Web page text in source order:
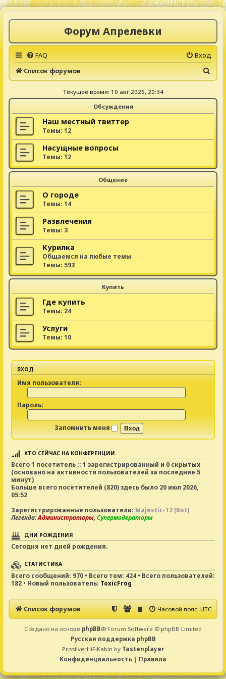
Форум Апрелевки
FAQ
Вход
Список форумов
о
Текущее время: 10 авг 2026, 20:34
Обсуждения
Наш местный твиттер
Темы: 12
Насущные вопросы
Темы: 12
Общение
О городе
Темы: 14
Развлечения
Темы: 3
Курилка
Общаемся на любые темы
Темы: 593
Купить
Где купить
Темы: 24
Услуги
Темы: 10
ВХОД
Имя пользователя:
Пароль:
Запомнить меня
КТО СЕЙЧАС НА КОНФЕРЕНЦИИ
Всего1 посетитель :: 1 зарегистрированный и 0 скрытых
(основано на активности пользователей за последние 5
минут)
Больше всего посетителей (820) здесь было 20 июл 2026,
05:52
Зарегистрированные пользователи: Majestic-12 [Bot]
Легенда:Администраторы,Супермодераторы
ДНИ РОЖДЕНИЯ
Сегодня нет дней рождения.
СТАТИСТИКА
Всего сообщений: 970 • Всего тем: 424 • Всего пользователей:
182 • Новый пользователь: ToxicFrog
Список форумов Часовой пояс:UTC
Создано на основе phpBB® Forum Software © phpBB Limited
Русская поддержка phpBB
ProsilverHiFiKabin by Tastenplayer
Конфиденциальность | Правила